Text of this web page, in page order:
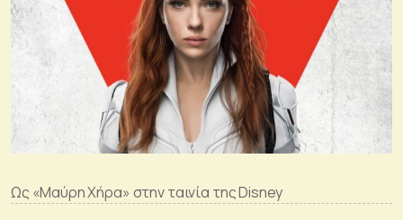
Ως «Μαύρη Χήρα» στην ταινία της Disney